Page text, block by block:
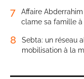
7
Affaire
clame sa famille à
8
Sebta: un réseau
mobilisation à la